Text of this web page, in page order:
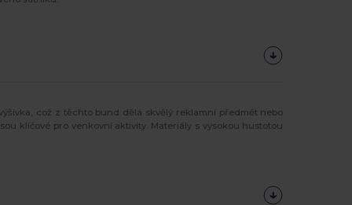
což z těchto bund dělá skvělý reklamní předmět nebo
klíčové pro venkovní aktivity. Materiály s vysokou hustotou